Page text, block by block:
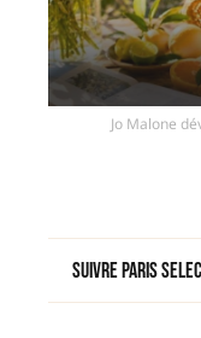
Jo Malone
Suivre Paris